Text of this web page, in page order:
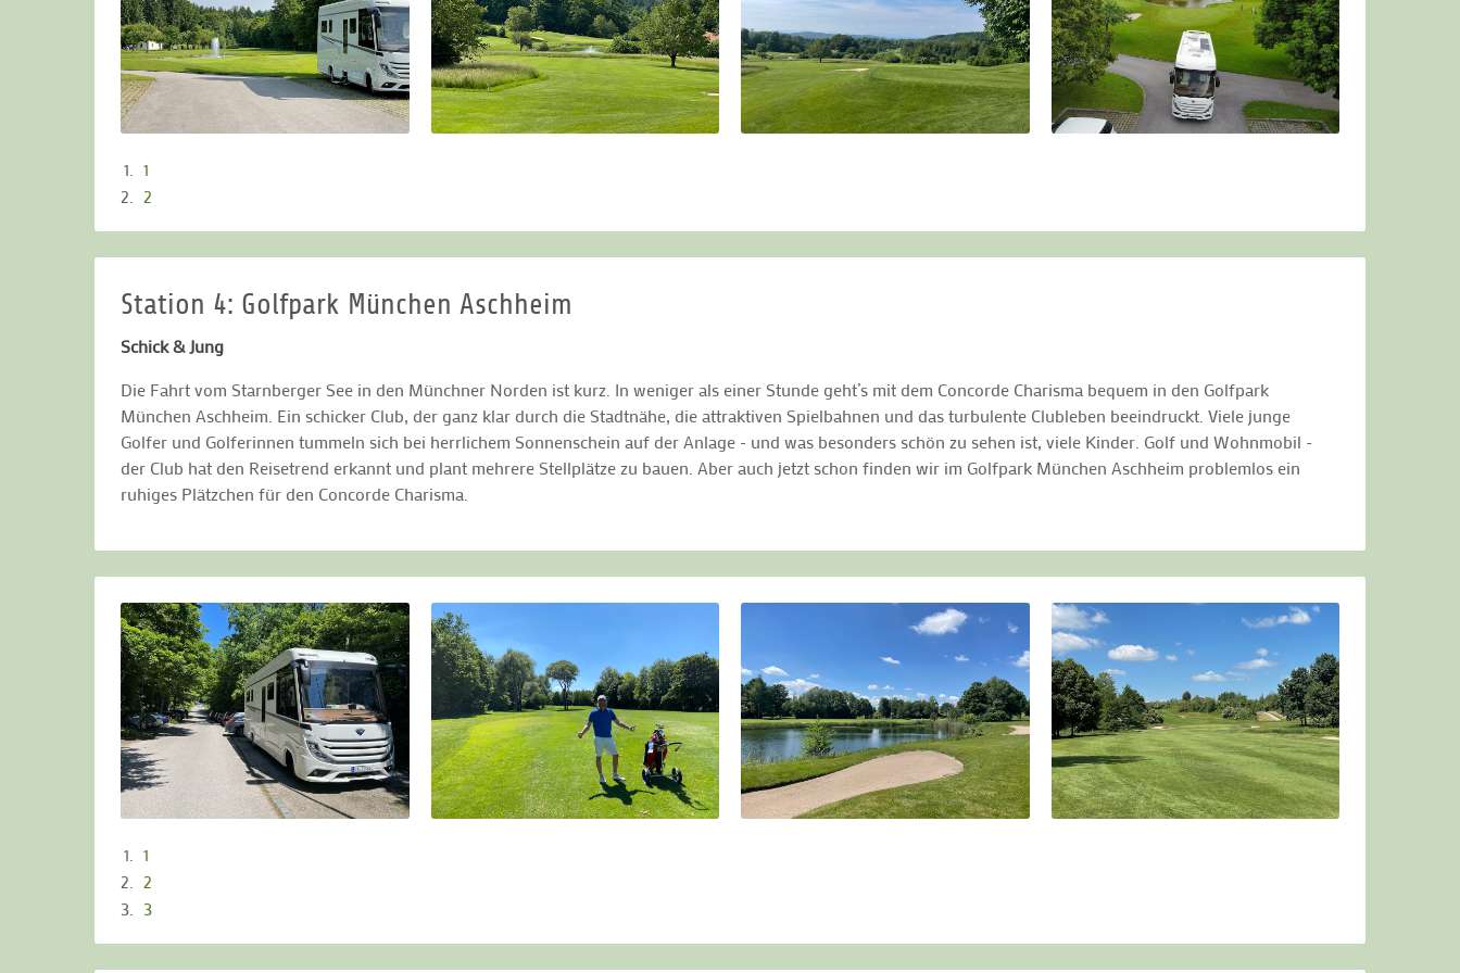
1
2
Station 4: Golfpark München Aschheim
Schick & Jung
Die Fahrt vom Starnberger See in den Münchner Norden ist kurz. In weniger als einer Stunde geht’s mit dem Concorde Charisma bequem in den Golfpark
München Aschheim. Ein schicker Club, der ganz klar durch die Stadtnähe, die attraktiven Spielbahnen und das turbulente Clubleben beeindruckt. Viele junge
Golfer und Golferinnen tummeln sich bei herrlichem Sonnenschein auf der Anlage - und was besonders schön zu sehen ist, viele Kinder. Golf und Wohnmobil -
der Club hat den Reisetrend erkannt und plant mehrere Stellplätze zu bauen. Aber auch jetzt schon finden wir im Golfpark München Aschheim problemlos ein
ruhiges Plätzchen für den Concorde Charisma.
1
2
3